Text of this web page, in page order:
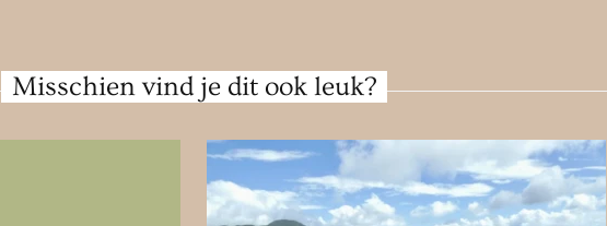
Misschien vind je dit ook leuk?